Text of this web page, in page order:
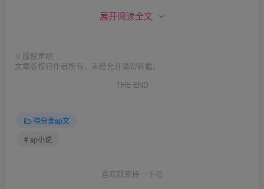
算是热身吧，之后很严肃的问我，你自己说， 打几下，我诺
展开阅读全文
© 版权声明
文章版权归作者所有，未经允许请勿转载。
THE END
待分类sp文
# sp小说
喜欢就支持一下吧